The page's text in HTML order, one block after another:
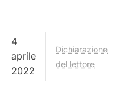
4
aprile
2022
Dichiarazione
del lettore